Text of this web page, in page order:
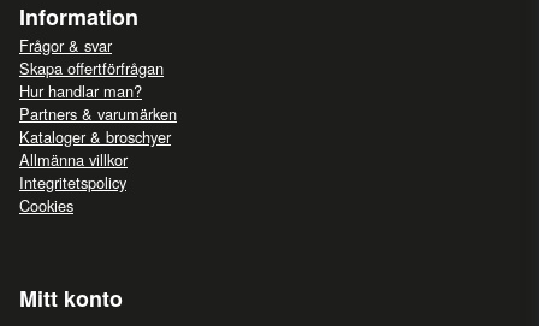
Information
Frågor & svar
Skapa offertförfrågan
Hur handlar man?
Partners & varumärken
Kataloger & broschyer
Allmänna villkor
Integritetspolicy
Cookies
Mitt konto